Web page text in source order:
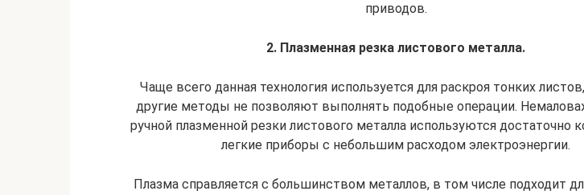
приводов.
2. Плазменная резка листового металла.
Чаще всего данная технология используется для раскроя тонких
другие методы не позволяют выполнять подобные операции.
ручной плазменной резки листового металла используются достаточно
легкие приборы с небольшим расходом электроэнергии.
Плазма справляется с большинством металлов, в том числе подходит